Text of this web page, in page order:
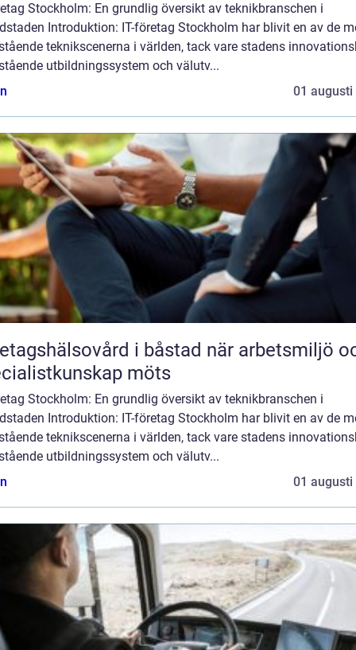
Stockholm: En grundlig översikt av teknikbranschen i
Introduktion: IT-företag Stockholm har blivit en av de
teknikscenerna i världen, tack vare stadens
utbildningssystem och välutv...
01 augusti
i båstad när arbetsmiljö och
möts
Stockholm: En grundlig översikt av teknikbranschen i
Introduktion: IT-företag Stockholm har blivit en av de
teknikscenerna i världen, tack vare stadens
utbildningssystem och välutv...
01 augusti